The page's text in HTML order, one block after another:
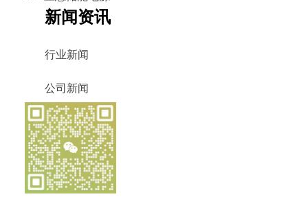
新闻资讯
行业新闻
公司新闻